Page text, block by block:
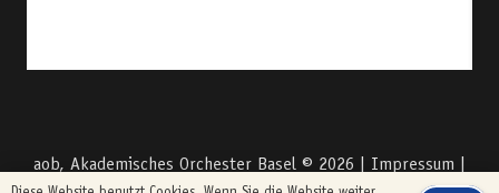
aob, Akademisches Orchester Basel © 2026 | Impressum